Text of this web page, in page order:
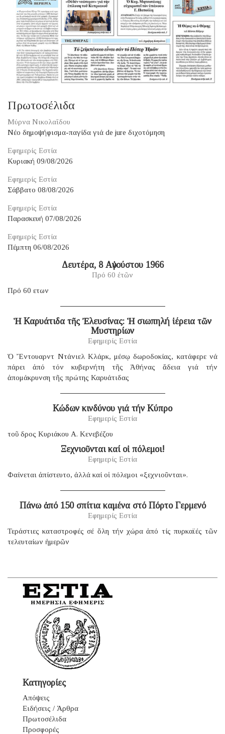
Πρωτοσέλιδα
Μύρνα Νικολαΐδου
Νέο δημοψήφισμα-παγίδα γιά de jure διχοτόμηση
Εφημερίς Εστία
Κυριακή 09/08/2026
Εφημερίς Εστία
Σάββατο 08/08/2026
Εφημερίς Εστία
Παρασκευή 07/08/2026
Εφημερίς Εστία
Πέμπτη 06/08/2026
Δευτέρα, 8 Αὐγούστου 1966
Πρό 60 ἐτῶν
Πρό 60 ετων
Ἡ Καρυάτιδα τῆς Ἐλευσίνας: Ἡ σιωπηλή ἱέρεια τῶν
Μυστηρίων
Εφημερίς Εστία
Ὁ Ἔντουαρντ Ντάνιελ Κλάρκ, μέσῳ δωροδοκίας, κατάφερε νά
πάρει ἀπό τόν κυβερνήτη τῆς Ἀθήνας ἄδεια γιά τήν
ἀπομάκρυνση τῆς πρώτης Καρυάτιδας
Κώδων κινδύνου γιά τήν Κύπρο
Εφημερίς Εστία
τοῦ δρος Κυριάκου Α. Κενεβέζου
Ξεχνιοῦνται καί οἱ πόλεμοι!
Εφημερίς Εστία
Φαίνεται ἀπίστευτο, ἀλλά καί οἱ πόλεμοι «ξεχνιοῦνται».
Πάνω ἀπό 150 σπίτια καμένα στό Πόρτο Γερμενό
Εφημερίς Εστία
Τεράστιες καταστροφές σέ ὅλη τήν χώρα ἀπό τίς πυρκαϊές τῶν
τελευταίων ἡμερῶν
Κατηγορίες
Απόψεις
Ειδήσεις / Άρθρα
Πρωτοσέλιδα
Προσφορές